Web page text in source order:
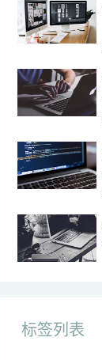
标签列表